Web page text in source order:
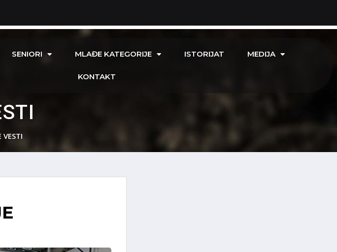
SENIORI MLAĐE KATEGORIJE ISTORIJAT MEDIJA
KONTAKT
VESTI